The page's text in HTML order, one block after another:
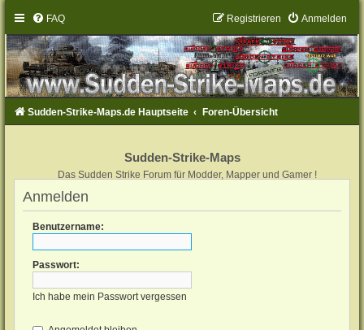
FAQ Anmelden
Registrieren
Sudden-Strike-Maps.de Hauptseite Foren-Übersicht
Sudden-Strike-Maps
Das Sudden Strike Forum für Modder, Mapper und Gamer !
Anmelden
Benutzername:
Passwort:
Ich habe mein Passwort vergessen